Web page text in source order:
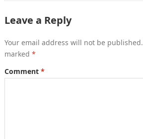
Leave a Reply
Your email address will not be published.
marked *
Comment *